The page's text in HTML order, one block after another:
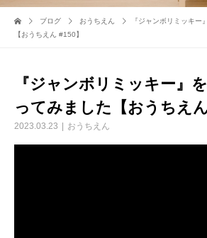
ブログ おうちえん
『ジャンボリミッキー
【おうちえん #150】
『ジャンボリミッキー』
ってみました【おうちえん
2023.03.23 おうちえん